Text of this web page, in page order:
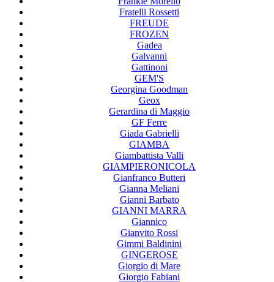
Fratelli Rossetti
FREUDE
FROZEN
Gadea
Galvanni
Gattinoni
GEM'S
Georgina Goodman
Geox
Gerardina di Maggio
GF Ferre
Giada Gabrielli
GIAMBA
Giambattista Valli
GIAMPIERONICOLA
Gianfranco Butteri
Gianna Meliani
Gianni Barbato
GIANNI MARRA
Giannico
Gianvito Rossi
Gimmi Baldinini
GINGEROSE
Giorgio di Mare
Giorgio Fabiani